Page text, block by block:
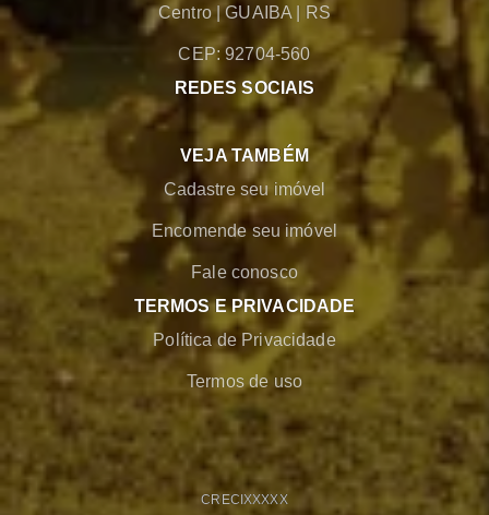
Centro |GUAIBA RS
CEP: 92704-560
REDES SOCIAIS
VEJA TAMBÉM
Cadastre seu imóvel
Encomende seu imóvel
Fale conosco
TERMOS E PRIVACIDADE
Política de Privacidade
Termos de uso
CRECIXXXXX